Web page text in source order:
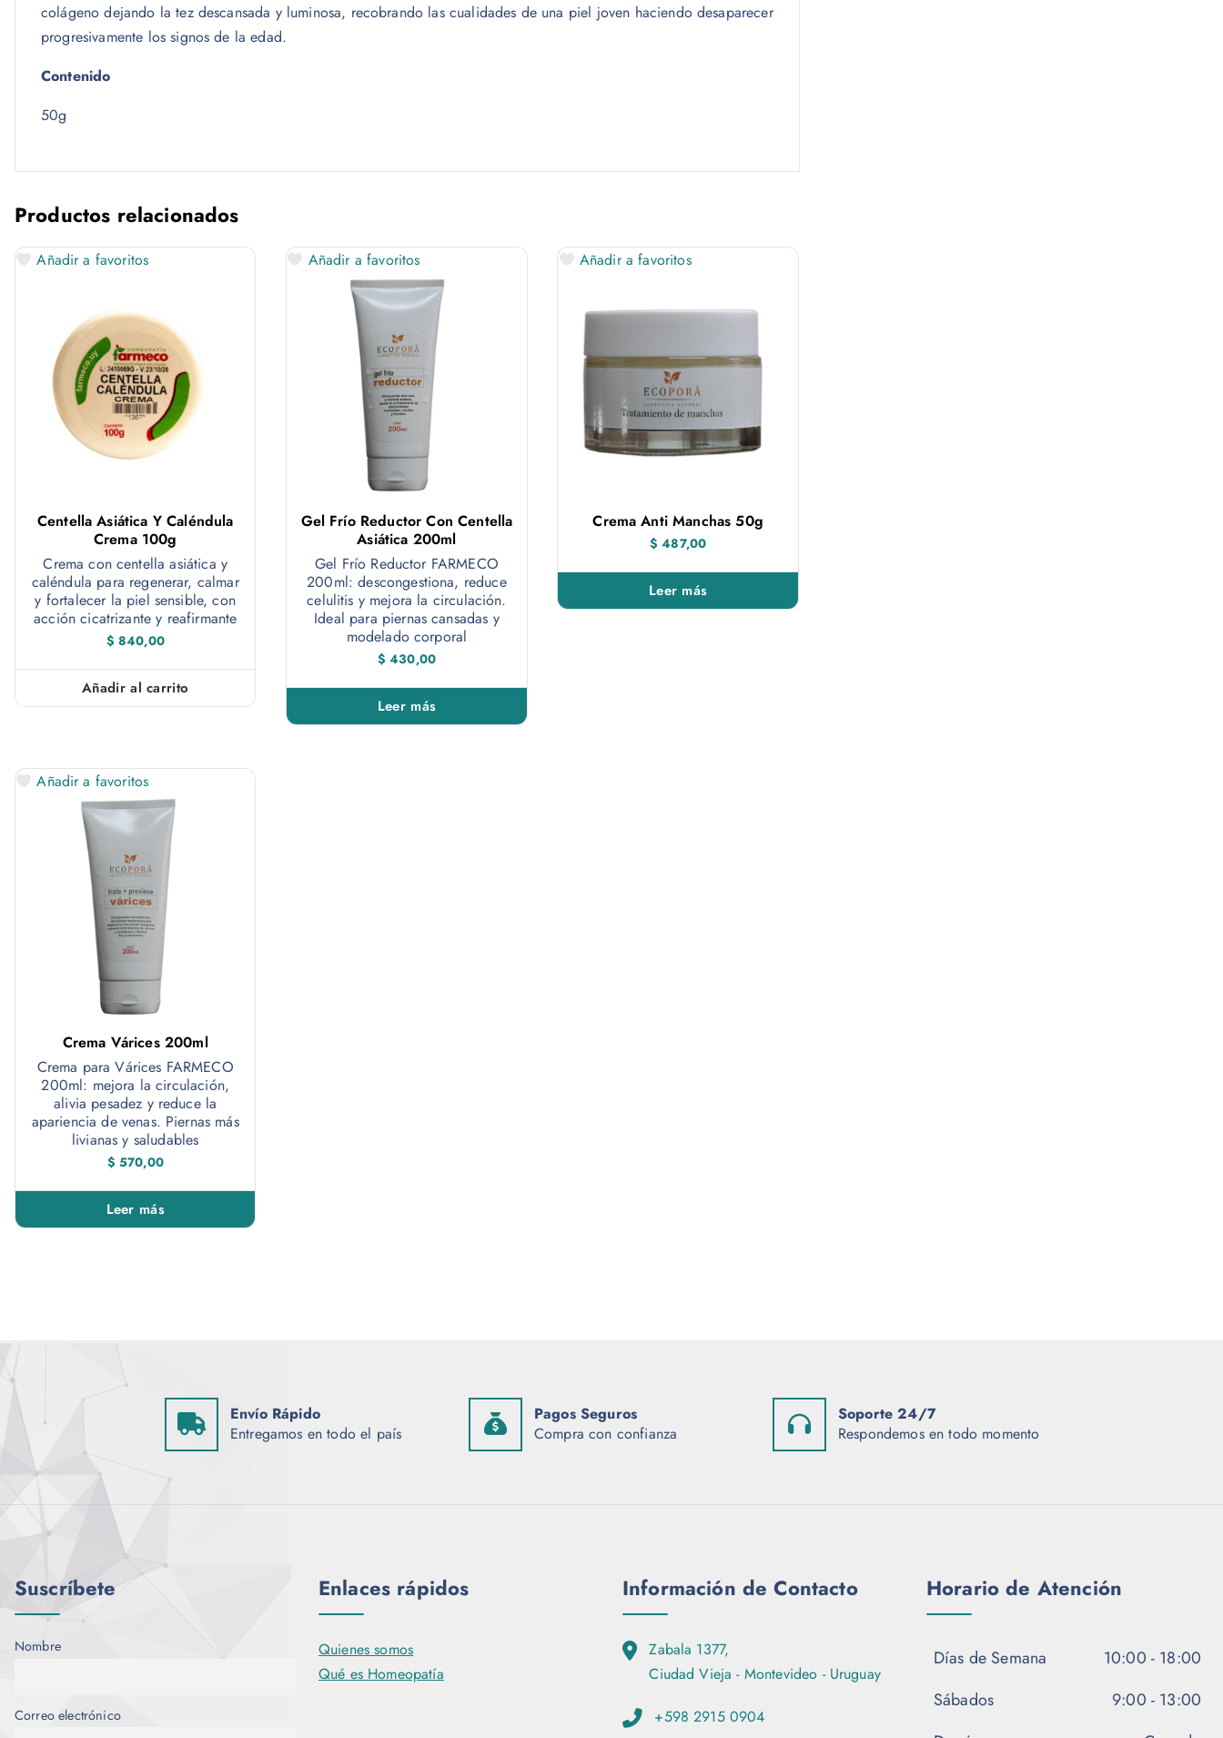
colágeno dejando la tez descansada y luminosa, recobrando las cualidades de una piel joven haciendo desaparecer
progresivamente los signos de la edad.
Contenido
50g
Productos relacionados
Añadir a favoritos
Centella Asiática Y Caléndula
Crema 100g
Crema con centella asiática y
caléndula para regenerar, calmar
y fortalecer la piel sensible, con
acción cicatrizante y reafirmante
$ 840,00
Añadir al carrito
Añadir a favoritos
Gel Frío Reductor Con Centella
Asiática 200ml
Gel Frío Reductor FARMECO
200ml: descongestiona, reduce
celulitis y mejora la circulación.
Ideal para piernas cansadas y
modelado corporal
$ 430,00
Leer más
Añadir a favoritos
Crema Anti Manchas 50g
$ 487,00
Leer más
Añadir a favoritos
Crema Várices 200ml
Crema para Várices FARMECO
200ml: mejora la circulación,
alivia pesadez y reduce la
apariencia de venas. Piernas más
livianas y saludables
$ 570,00
Leer más
Envío Rápido
Entregamos en todo el país
Pagos Seguros
Compra con confianza
Soporte 24/7
Respondemos en todo momento
Suscríbete
Nombre
Correo electrónico
Enlaces rápidos
Quienes somos
Qué es Homeopatía
Información de Contacto
Zabala 1377,
Ciudad Vieja - Montevideo - Uruguay
+598 2915 0904
Horario de Atención
Días de Semana
10:00 - 18:00
Sábados
9:00 - 13:00